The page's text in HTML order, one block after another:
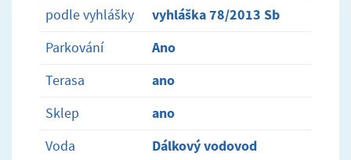
podle vyhlášky vyhláška 78/2013 Sb
Parkování Ano
Terasa ano
Sklep ano
Voda Dálkový vodovod